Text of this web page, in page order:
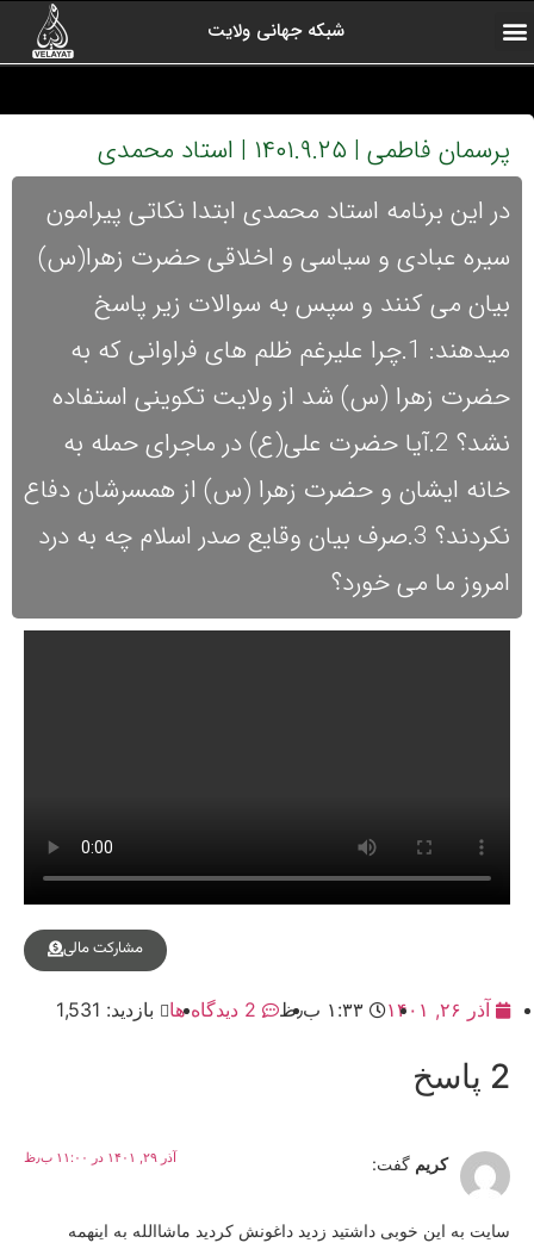
شبکه جهانی ولایت
پرسمان فاطمی | ۱۴۰۱.۹.۲۵ | استاد محمدی
در این برنامه استاد محمدی ابتدا نکاتی پیرامون
سیره عبادی و سیاسی و اخلاقی حضرت زهرا(س)
بیان می کنند و سپس به سوالات زیر پاسخ
میدهند: 1.چرا علیرغم ظلم های فراوانی که به
حضرت زهرا (س) شد از ولایت تکوینی استفاده
نشد؟ 2.آیا حضرت علی(ع) در ماجرای حمله به
خانه ایشان و حضرت زهرا (س) از همسرشان دفاع
نکردند؟ 3.صرف بیان وقایع صدر اسلام چه به درد
امروز ما می خورد؟
مشارکت مالی
آذر ۲۶, ۱۴۰۱ ۱:۳۳ ب٫ظ 2 دیدگاه ها بازدید: 1,531
2 پاسخ
کریم گفت: آذر ۲۹, ۱۴۰۱ در ۱۱:۰۰ ب٫ظ
سایت به این خوبی داشتید زدید داغونش کردید ماشاالله به اینهمه